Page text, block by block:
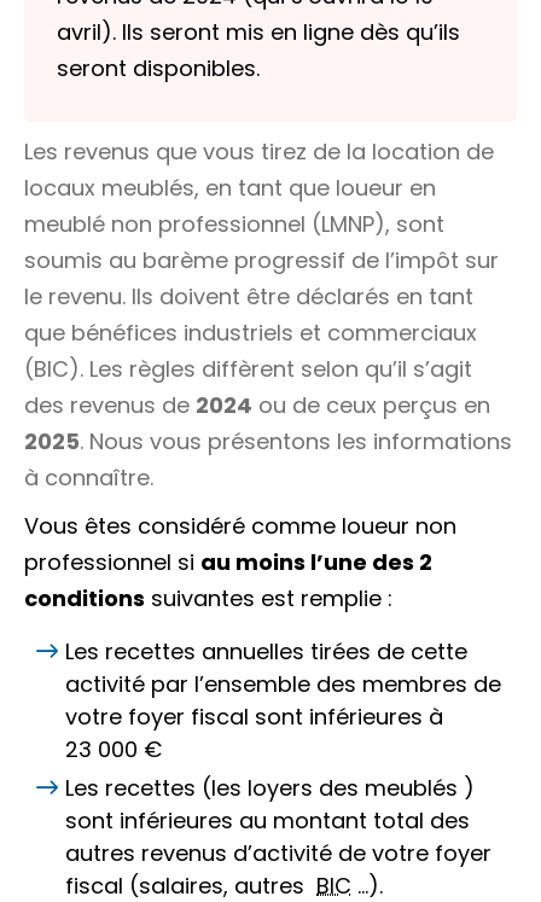
avril). Ils seront mis en ligne dès qu’ils
seront disponibles.
Les revenus que vous tirez de la location de
locaux meublés, en tant que loueur en
meublé non professionnel (LMNP), sont
soumis au barème progressif de l’impôt sur
le revenu. Ils doivent être déclarés en tant
que bénéfices industriels et commerciaux
(BIC). Les règles diffèrent selon qu’il s’agit
des revenus de 2024 ou de ceux perçus en
2025. Nous vous présentons les informations
à connaître.
Vous êtes considéré comme loueur non
professionnel si au moins l’une des 2
conditions suivantes est remplie :
Les recettes annuelles tirées de cette
activité par l’ensemble des membres de
votre foyer fiscal sont inférieures à
23 000 €
Les recettes (les loyers des meublés )
sont inférieures au montant total des
autres revenus d’activité de votre foyer
fiscal (salaires, autres BIC …).